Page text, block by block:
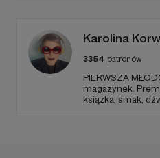
Karolina
3354 patronów
PIERWSZA
magazynek.
książka, smak,